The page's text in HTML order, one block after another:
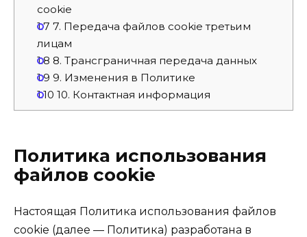
cookie
1.7 7. Передача файлов cookie третьим
лицам
1.8 8. Трансграничная передача данных
1.9 9. Изменения в Политике
1.10 10. Контактная информация
Политика использования
файлов cookie
Настоящая Политика использования файлов
cookie (далее — Политика) разработана в